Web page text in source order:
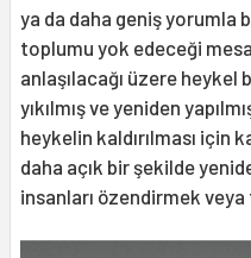
ya da daha geniş yorumla
toplumu yok edeceği
anlaşılacağı üzere
yıkılmış ve yeniden
heykelin kaldırılması için
daha açık bir şekilde
insanları özendirmek